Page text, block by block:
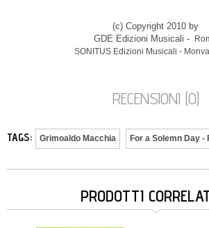
(c) Copyright 2010 by
GDE Edizioni Musicali -
SONITUS Edizioni Musicali -
RECENSIONI (0)
TAGS: Grimoaldo Macchia For a Solemn Day -
PRODOTTI